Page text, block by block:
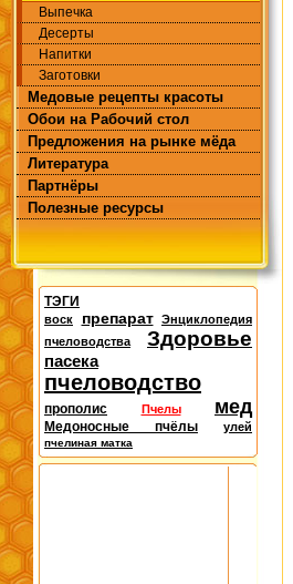
Выпечка
Десерты
Напитки
Заготовки
Медовые рецепты красоты
Обои на Рабочий стол
Предложения на рынке мёда
Литература
Партнёры
Полезные ресурсы
ТЭГИ
воск препарат
Энциклопедия
пчеловодства
Здоровье
пасека
пчеловодство
прополис Пчелы мед
Медоносные пчёлы улей
пчелиная матка